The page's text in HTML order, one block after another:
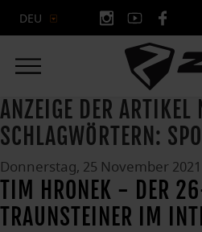
DEU
ANZEIGE DER ARTIKEL
SCHLAGWÖRTERN:
Donnerstag, 25 November
TIM HRONEK - DER
TRAUNSTEINER IM